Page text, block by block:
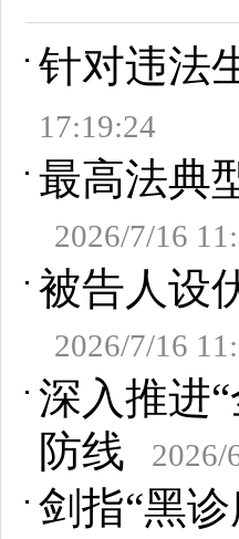
针对违法
17:19:24
最高法典
2026/7/16
被告人设
2026/7/16
深入推进
防线
2026/
剑指“黑